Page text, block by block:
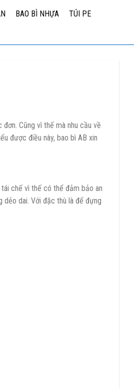
BAO BÌ NHỰA TÚI PE
Cũng vì thế mà nhu cầu về
được điều này, bao bì AB xin
chế vì thế có thể đảm bảo an
dẻo dai. Với đặc thù là để đựng